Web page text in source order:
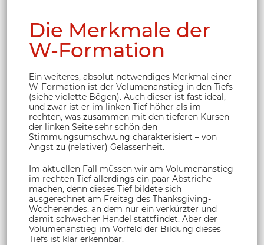
Die Merkmale der
W-Formation
Ein weiteres, absolut notwendiges Merkmal einer
W-Formation ist der Volumenanstieg in den Tiefs
(siehe violette Bögen). Auch dieser ist fast ideal,
und zwar ist er im linken Tief höher als im
rechten, was zusammen mit den tieferen Kursen
der linken Seite sehr schön den
Stimmungsumschwung charakterisiert – von
Angst zu (relativer) Gelassenheit.
Im aktuellen Fall müssen wir am Volumenanstieg
im rechten Tief allerdings ein paar Abstriche
machen, denn dieses Tief bildete sich
ausgerechnet am Freitag des Thanksgiving-
Wochenendes, an dem nur ein verkürzter und
damit schwacher Handel stattfindet. Aber der
Volumenanstieg im Vorfeld der Bildung dieses
Tiefs ist klar erkennbar.